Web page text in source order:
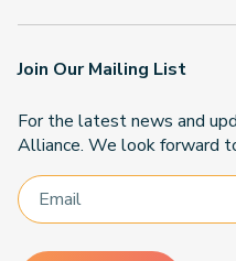
Join Our Mailing List
For the latest news and
Alliance. We look forward